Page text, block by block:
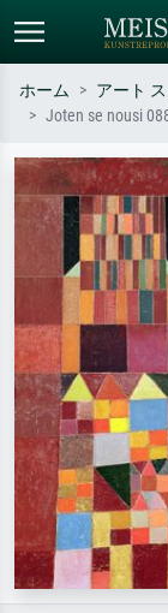
作家名・作品名・
– 例：モネ、星月夜
斎の波、ヌ
ホーム アート
Joten se nousi